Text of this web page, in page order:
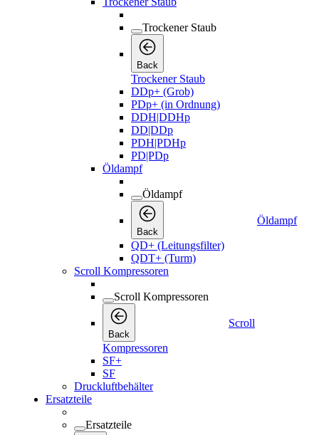
Trockener Staub
Back
Trockener Staub
DDp+ (Grob)
PDp+ (in Ordnung)
DDH|DDHp
DD|DDp
PDH|PDHp
PD|PDp
Öldampf
Öldampf
Back
Öldampf
QD+ (Leitungsfilter)
QDT+ (Turm)
Scroll Kompressoren
Scroll Kompressoren
Back
Scroll
Kompressoren
SF+
SF
Druckluftbehälter
Ersatzteile
Ersatzteile